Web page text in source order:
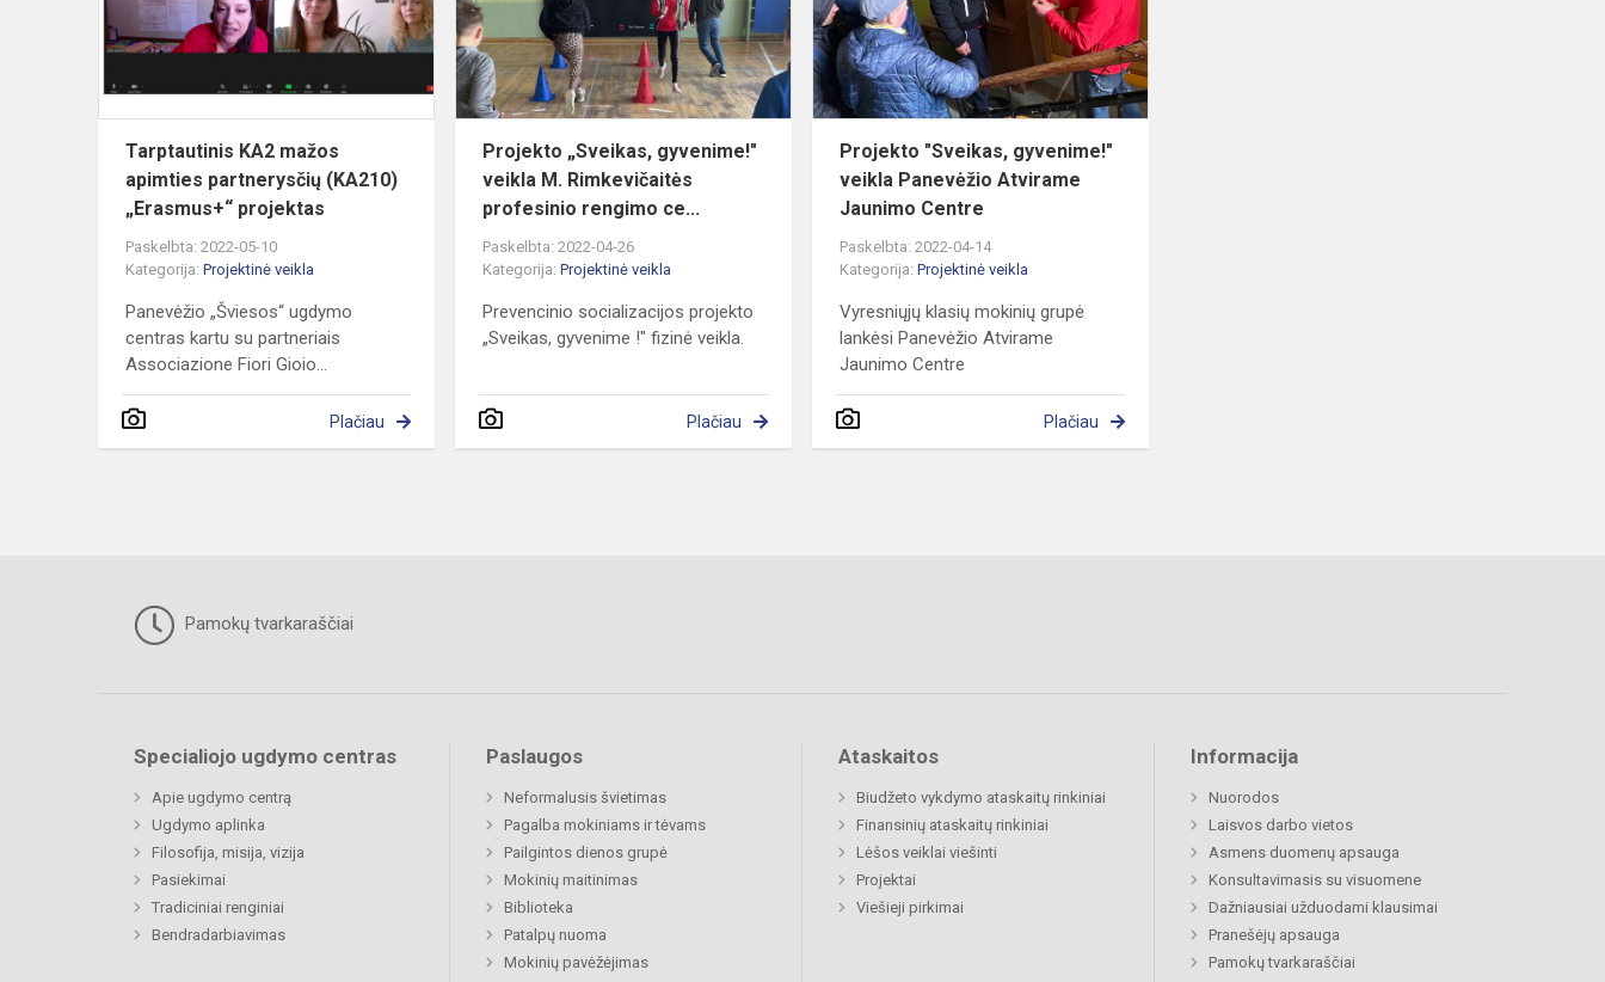
partnerysčių
(KA210)
„Erasm...
Tarptautinis KA2 mažos
apimties partnerysčių (KA210)
„Erasmus+“ projektas
Paskelbta: 2022-05-10
Kategorija: Projektinė veikla
Panevėžio „Šviesos“ ugdymo
centras kartu su partneriais
Associazione Fiori Gioio...
Plačiau
Rimkevičaitės
profe...
Projekto „Sveikas, gyvenime!"
veikla M. Rimkevičaitės
profesinio rengimo ce...
Paskelbta: 2022-04-26
Kategorija:Projektinė veikla
Prevencinio socializacijos projekto
„Sveikas, gyvenime !" fizinė veikla.
Plačiau
Atvirame
Jau...
Projekto "Sveikas, gyvenime!"
veikla Panevėžio Atvirame
Jaunimo Centre
Paskelbta: 2022-04-14
Kategorija:Projektinė veikla
Vyresniųjų klasių mokinių grupė
lankėsi Panevėžio Atvirame
Jaunimo Centre
Plačiau
Pamokų tvarkaraščiai
Specialiojo ugdymo centras
Apie ugdymo centrą
Ugdymo aplinka
Filosofija, misija, vizija
Pasiekimai
Tradiciniai renginiai
Bendradarbiavimas
Paslaugos
Neformalusis švietimas
Pagalba mokiniams ir tėvams
Pailgintos dienos grupė
Mokinių maitinimas
Biblioteka
Patalpų nuoma
Mokinių pavėžėjimas
Ataskaitos
Biudžeto vykdymo ataskaitų rinkiniai
Finansinių ataskaitų rinkiniai
Lėšos veiklai viešinti
Projektai
Viešieji pirkimai
Informacija
Nuorodos
Laisvos darbo vietos
Asmens duomenų apsauga
Konsultavimasis su visuomene
Dažniausiai užduodami klausimai
Pranešėjų apsauga
Pamokų tvarkaraščiai